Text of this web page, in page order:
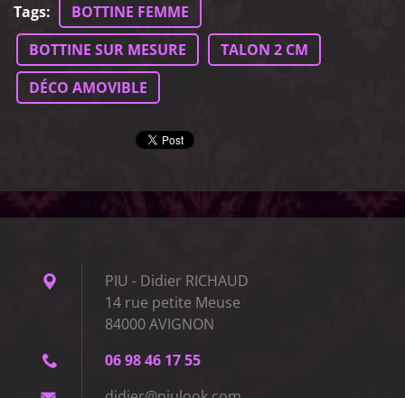
Tags:
BOTTINE FEMME
BOTTINE SUR MESURE
TALON 2 CM
DÉCO AMOVIBLE
PIU - Didier RICHAUD
14 rue petite Meuse
84000 AVIGNON
06 98 46 17 55